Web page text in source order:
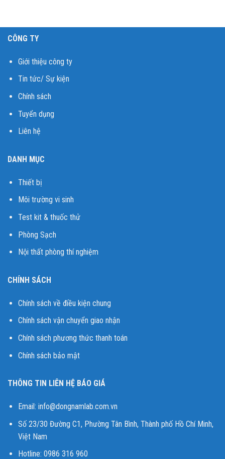
CÔNG TY
Giới thiệu công ty
Tin tức/ Sự kiện
Chính sách
Tuyển dụng
Liên hệ
DANH MỤC
Thiết bị
Môi trường vi sinh
Test kit & thuốc thử
Phòng Sạch
Nội thất phòng thí nghiệm
CHÍNH SÁCH
Chính sách về điều kiện chung
Chính sách vận chuyển giao nhận
Chính sách phương thức thanh toán
Chính sách bảo mật
THÔNG TIN LIÊN HỆ BÁO GIÁ
Email: info@dongnamlab.com.vn
Số 23/30 Đường C1, Phường Tân Bình, Thành phố Hồ Chí Minh,
Việt Nam
Hotline: 0986 316 960